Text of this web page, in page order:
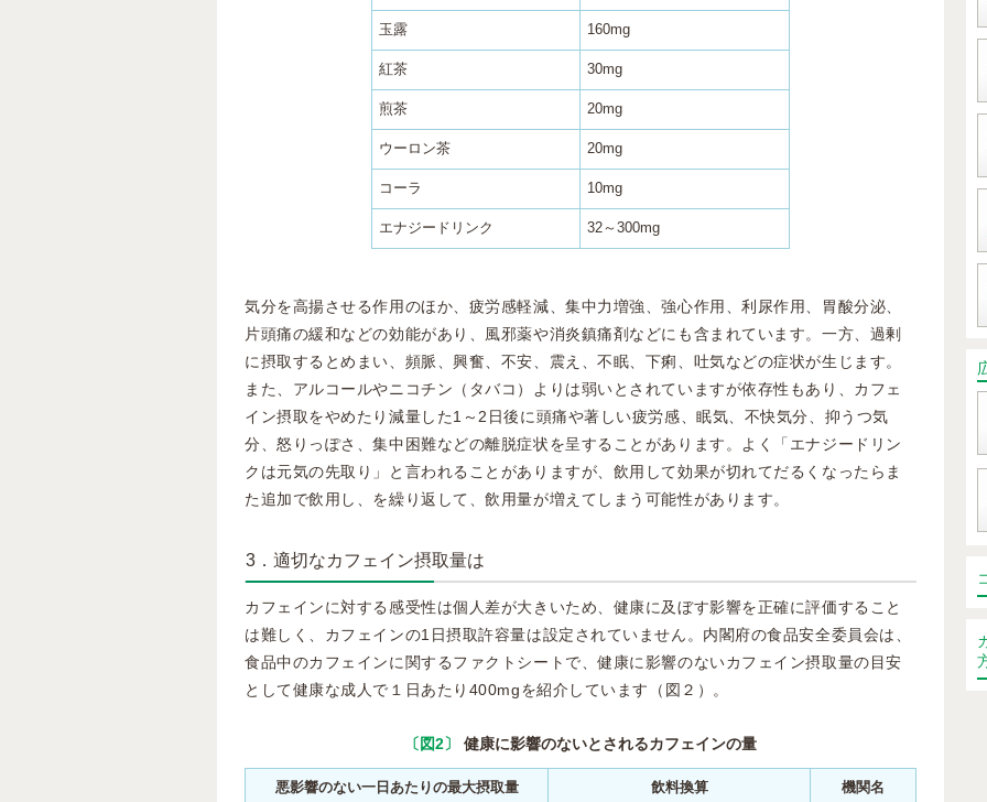
玉露 160mg
紅茶 30mg
煎茶 20mg
ウーロン茶 20mg
コーラ 10mg
エナジードリンク 32～300mg
気分を高揚させる作用のほか、疲労感軽減、集中力増強、強心作用、利尿作用、胃酸分泌、
片頭痛の緩和などの効能があり、風邪薬や消炎鎮痛剤などにも含まれています。一方、過剰
に摂取するとめまい、頻脈、興奮、不安、震え、不眠、下痢、吐気などの症状が生じます。
また、アルコールやニコチン（タバコ）よりは弱いとされていますが依存性もあり、カフェ
イン摂取をやめたり減量した1～2日後に頭痛や著しい疲労感、眠気、不快気分、抑うつ気
分、怒りっぽさ、集中困難などの離脱症状を呈することがあります。よく「エナジードリン
クは元気の先取り」と言われることがありますが、飲用して効果が切れてだるくなったらま
た追加で飲用し、を繰り返して、飲用量が増えてしまう可能性があります。
3．適切なカフェイン摂取量は
カフェインに対する感受性は個人差が大きいため、健康に及ぼす影響を正確に評価すること
は難しく、カフェインの1日摂取許容量は設定されていません。内閣府の食品安全委員会は、
食品中のカフェインに関するファクトシートで、健康に影響のないカフェイン摂取量の目安
として健康な成人で１日あたり400mgを紹介しています（図２）。
〔図2〕 健康に影響のないとされるカフェインの量
悪影響のない一日あたりの最大摂取量 飲料換算 機関名